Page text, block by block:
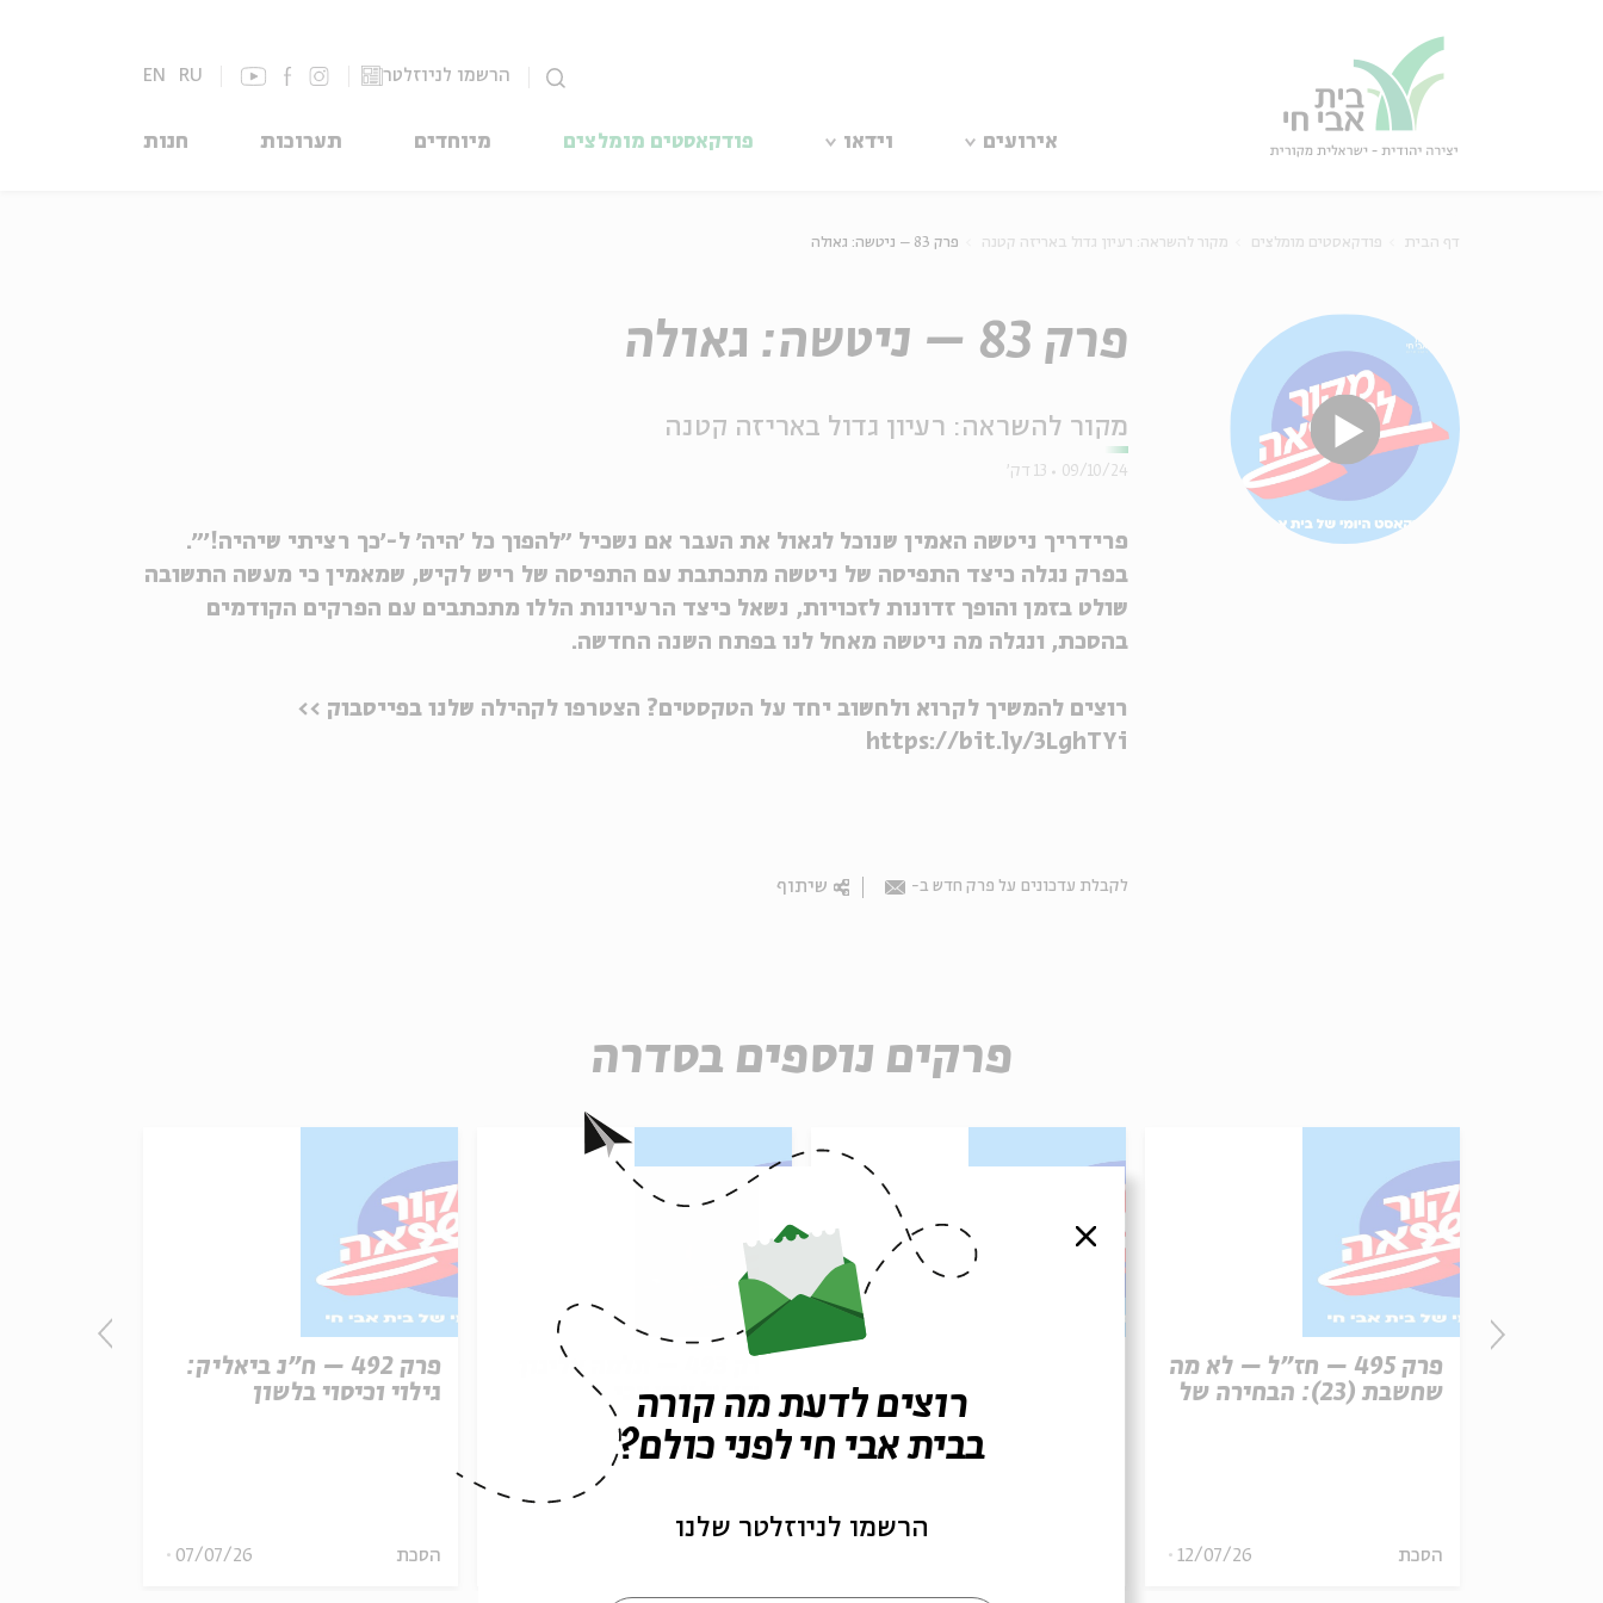
הרשמו לניוזלטר EN RU
אירועים וידאו פודקאסטים מומלצים מיוחדים תערוכות חנות
דף הבית פודקאסטים מומלצים מקור להשראה: רעיון גדול באריזה קטנה פרק 83 – ניטשה: גאולה
פרק 83 – ניטשה: גאולה
מקור להשראה: רעיון גדול באריזה קטנה
09/10/24 13 דק'
פרידריך ניטשה האמין שנוכל לגאול את העבר אם נשכיל ״להפוך כל ׳היה׳ ל-׳כך רציתי שיהיה!׳״.
בפרק נגלה כיצד התפיסה של ניטשה מתכתבת עם התפיסה של ריש לקיש, שמאמין כי מעשה התשובה
שולט בזמן והופך זדונות לזכויות, נשאל כיצד הרעיונות הללו מתכתבים עם הפרקים הקודמים
בהסכת, ונגלה מה ניטשה מאחל לנו בפתח השנה החדשה.
רוצים להמשיך לקרוא ולחשוב יחד על הטקסטים? הצטרפו לקהילה שלנו בפייסבוק >>
https://bit.ly/3LghTYi
לקבלת עדכונים על פרק חדש ב- Email שיתוף
פרקים נוספים בסדרה
פרק 495 – חז"ל – לא מה
שחשבת (23): הבחירה של
הסכת 12/07/26
פרק 493 – תלמה אליגון
רוז: אל ארץ צבי
פרק 492 – ח״נ ביאליק:
גילוי וכיסוי בלשון
הסכת 07/07/26
סגור
רוצים לדעת מה קורה
בבית אבי חי לפני כולם?
הרשמו לניוזלטר שלנו